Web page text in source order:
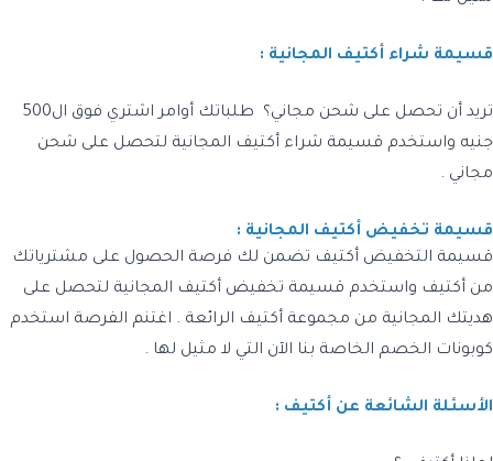
قسيمة شراء أكتيف المجانية :
تريد أن تحصل على شحن مجاني؟ طلباتك أوامر اشتري فوق ال500
جنيه واستخدم قسيمة شراء أكتيف المجانية لتحصل على شحن
مجاني .
قسيمة تخفيض أكتيف المجانية :
قسيمة التخفيض أكتيف تضمن لك فرصة الحصول على مشترياتك
من أكتيف واستخدم قسيمة تخفيض أكتيف المجانية لتحصل على
هديتك المجانية من مجموعة أكتيف الرائعة . اغتنم الفرصة استخدم
كوبونات الخصم الخاصة بنا الآن التي لا مثيل لها .
الأسئلة الشائعة عن أكتيف :